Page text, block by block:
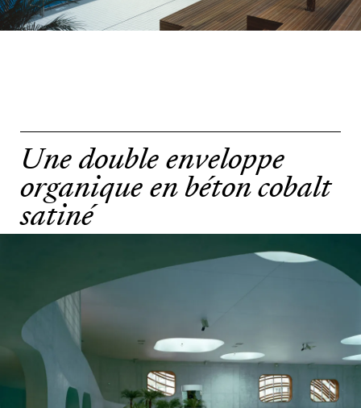
Une double enveloppe
organique en béton cobalt
satiné